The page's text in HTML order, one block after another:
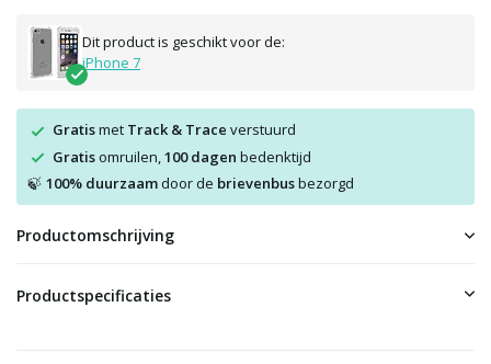
Dit product is geschikt voor de:
iPhone 7
Gratismet Track & Trace verstuurd
Gratisomruilen, 100 dagen bedenktijd
🍃 100% duurzaamdoor de brievenbusbezorgd
Productomschrijving
Productspecificaties